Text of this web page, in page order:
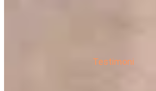
Testimoni